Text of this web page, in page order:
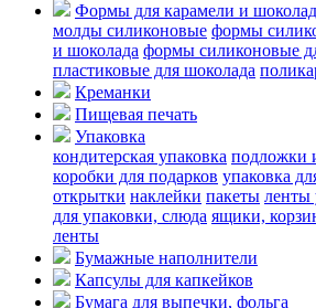
Формы для карамели и
молды силиконовые формы
и шоколада формы силиконовые
пластиковые для шоколада
Креманки
Пищевая печать
Упаковка
кондитерская упаковка подложки
коробки для подарков упаковка
открытки наклейки пакеты ленты
для упаковки, слюда ящики,
ленты
Бумажные наполнители
Капсулы для капкейков
Бумага для выпечки, фольга